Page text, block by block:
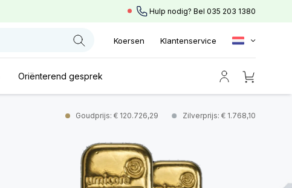
Hulp nodig? Bel 035 203 1380
Koersen Klantenservice
Oriënterend gesprek
Goudprijs: € 120.726,29 Zilverprijs: € 1.768,10